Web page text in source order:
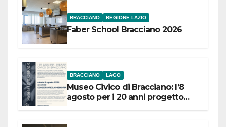
BRACCIANO REGIONE LAZIO
Faber School Bracciano 2026
BRACCIANO LAGO
Museo Civico di Bracciano: l’8
agosto per i 20 anni progetto